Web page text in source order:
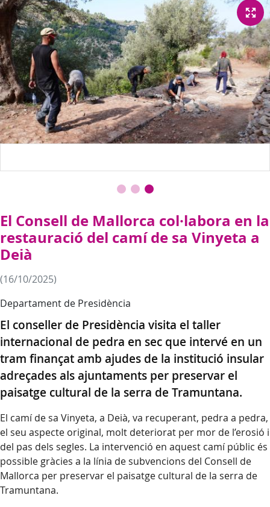
El Consell de Mallorca col·labora en la
restauració del camí de sa Vinyeta a
Deià
(16/10/2025)
Departament de Presidència
El conseller de Presidència visita el taller
internacional de pedra en sec que intervé en un
tram finançat amb ajudes de la institució insular
adreçades als ajuntaments per preservar el
paisatge cultural de la serra de Tramuntana.
El camí de sa Vinyeta, a Deià, va recuperant, pedra a pedra,
el seu aspecte original, molt deteriorat per mor de l’erosió i
del pas dels segles. La intervenció en aquest camí públic és
possible gràcies a la línia de subvencions del Consell de
Mallorca per preservar el paisatge cultural de la serra de
Tramuntana.